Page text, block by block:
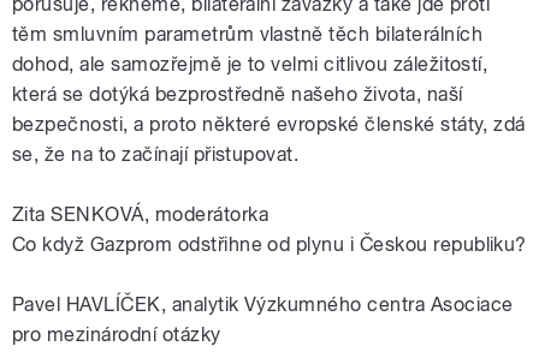
těm smluvním parametrům vlastně těch bilaterálních
dohod, ale samozřejmě je to velmi citlivou záležitostí,
která se dotýká bezprostředně našeho života, naší
bezpečnosti, a proto některé evropské členské státy, zdá
se, že na to začínají přistupovat.
Zita SENKOVÁ, moderátorka
Co když Gazprom odstřihne od plynu i Českou republiku?
Pavel HAVLÍČEK, analytik Výzkumného centra Asociace
pro mezinárodní otázky